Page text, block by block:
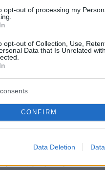
opt-out of processing my
opt-out of Collection, Use,
Data that Is Unrelated
CONFIRM
Data Deletion
του book
στην τελική
που θα κρίνει
σύνθεση
μεταξύ
διεθνών
που θα κληθεί
αύξηση κεφαλαίου